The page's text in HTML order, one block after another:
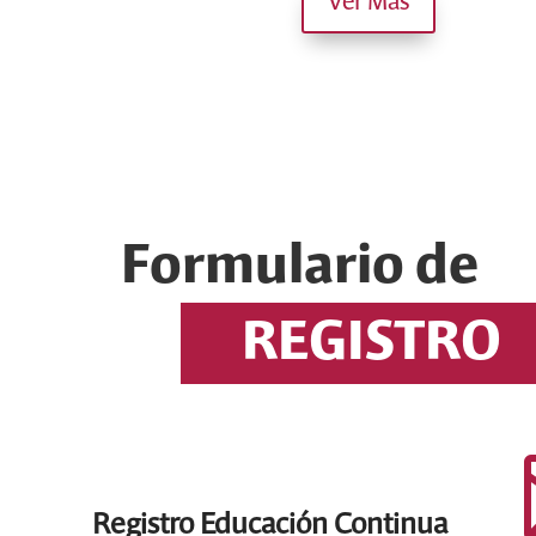
Formulario de
REGISTRO
Registro Educación Continua